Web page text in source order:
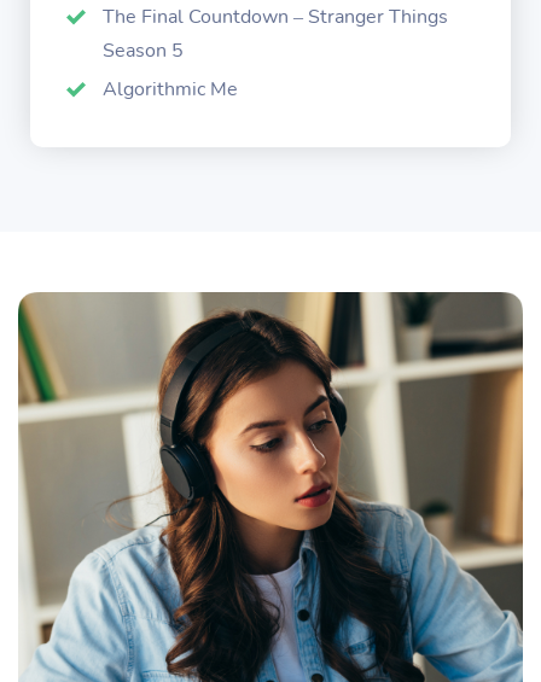
The Final Countdown – Stranger Things
Season 5
Algorithmic Me